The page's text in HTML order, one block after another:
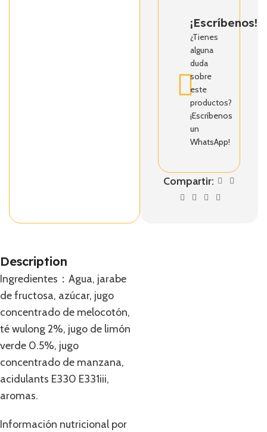
¡Escríbenos!
¿Tienes
alguna
duda
sobre
este
productos?
¡Escríbenos
un
WhatsApp!
Compartir:
Description
Ingredientes：Agua, jarabe
de fructosa, azúcar, jugo
concentrado de melocotón,
té wulong 2%, jugo de limón
verde 0.5%, jugo
concentrado de manzana,
acidulants E330 E331iii,
aromas.
Información nutricional por